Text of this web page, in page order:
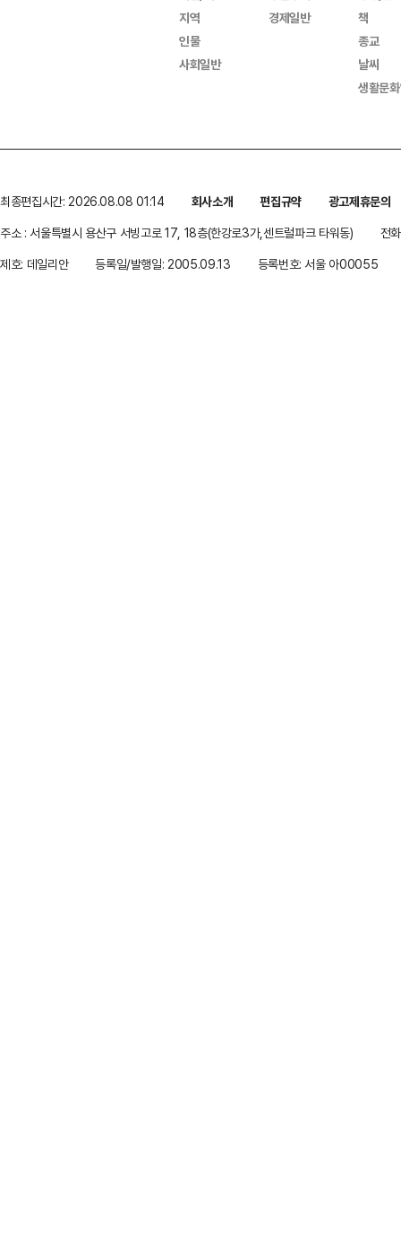
지역
인물
사회일반
경제일반
책
종교
날씨
생활문
최종편집시간: 2026.08.08 01:14 회사소개 편집규약
광고제휴문의
주소 : 서울특별시 용산구 서빙고로 17, 18층(한강로3가,센트럴파크 타워동)
전
제호: 데일리안
등록일/발행일: 2005.09.13 등록번호: 서울 아00055